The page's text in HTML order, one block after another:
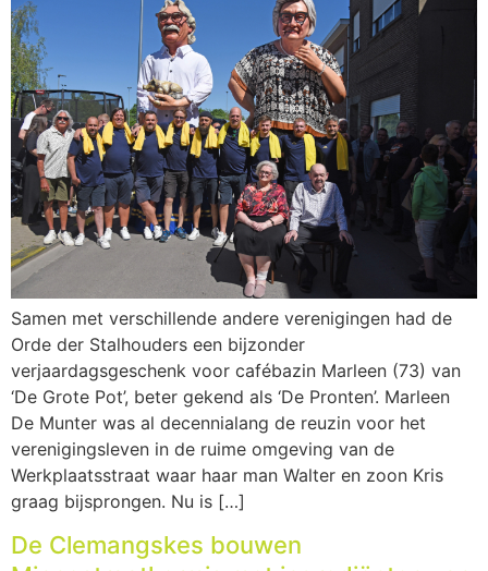
Samen met verschillende andere verenigingen had de
Orde der Stalhouders een bijzonder
verjaardagsgeschenk voor cafébazin Marleen (73) van
‘De Grote Pot’, beter gekend als ‘De Pronten’. Marleen
De Munter was al decennialang de reuzin voor het
verenigingsleven in de ruime omgeving van de
Werkplaatsstraat waar haar man Walter en zoon Kris
graag bijsprongen. Nu is […]
De Clemangskes bouwen